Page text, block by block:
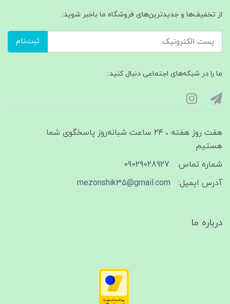
از تخفیف‌ها و جدیدترین‌های فروشگاه ما باخبر شوید:
ثبت‌نام
ما را در شبکه‌های اجتماعی دنبال کنید:
هفت روز هفته ، ۲۴ ساعت شبانه‌روز پاسخگوی شما
هستیم
شماره تماس:
09029028927
آدرس ایمیل:
mezonshik35@gmail.com
درباره ما